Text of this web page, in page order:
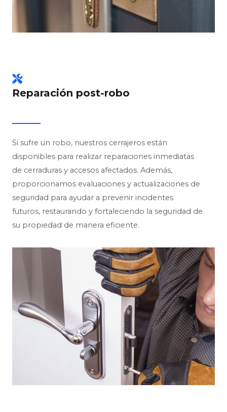
Reparación post-robo
Si sufre un robo, nuestros cerrajeros están
disponibles para realizar reparaciones inmediatas
de cerraduras y accesos afectados. Además,
proporcionamos evaluaciones y actualizaciones de
seguridad para ayudar a prevenir incidentes
futuros, restaurando y fortaleciendo la seguridad de
su propiedad de manera eficiente.